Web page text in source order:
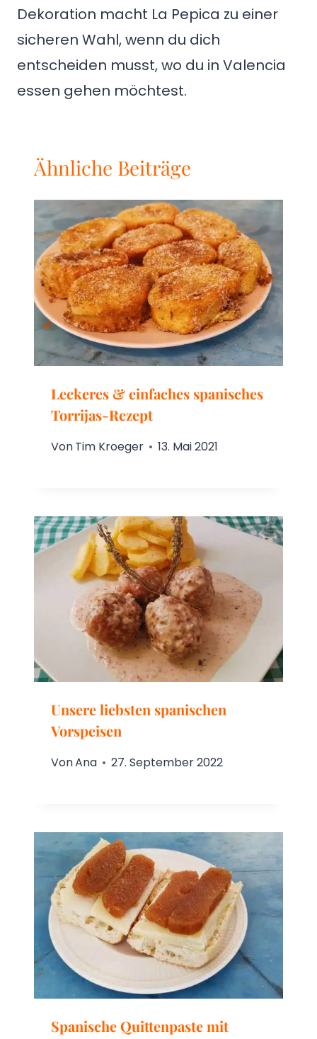
Dekoration macht La Pepica zu einer
sicheren Wahl, wenn du dich
entscheiden musst, wo du in Valencia
essen gehen möchtest.
Ähnliche Beiträge
Leckeres & einfaches spanisches
Torrijas-Rezept
VonTim Kroeger 13. Mai 2021
Unsere liebsten spanischen
Vorspeisen
VonAna 27. September 2022
Spanische Quittenpaste mit